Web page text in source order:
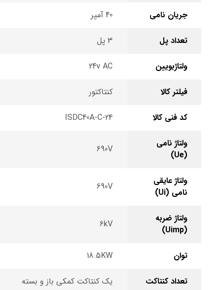
جریان نامی 40 آمپر
تعداد پل 3 پل
ولتاژبویین 24v AC
فیلتر کالا کنتاکتور
کد فنی کالا ISDC40A-C-24
ولتاژ نامی
(Ue)
690V
ولتاژ عایقی
نامی (Ui)
690V
ولتاژ ضربه
(Uimp)
6kV
توان 18.5KW
تعداد کنتاکت یک کنتاکت کمکی باز و بسته